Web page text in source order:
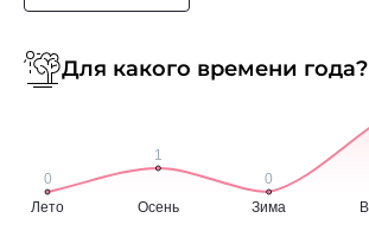
Для какого времени года?